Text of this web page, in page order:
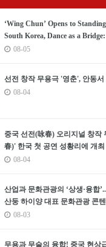
‘Wing Chun’ Opens to
South Korea, Dance as a
for China-Korea Cultural
08-05
선전 창작 무용극 '영춘', 안동서
08-04
중국 선전(咏春) 오리지널 창작
春)' 한국 첫 공연 성황리에 개최
08-04
산업과 문화관광의 ‘상생·융합
산둥 하이양 대표 문화관광 콘
08-03
무용과 무술의 융합! 중국 현상